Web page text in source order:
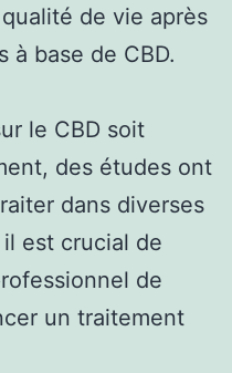
de vie après
à base de CBD.
le CBD soit
des études ont
dans diverses
est crucial de
de
un traitement